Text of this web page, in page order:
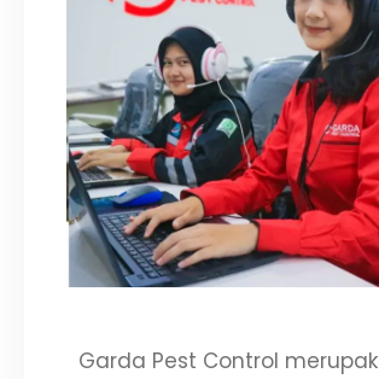
Garda Pest Control